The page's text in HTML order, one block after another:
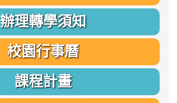
辦理轉學須知
校園行事曆
課程計畫